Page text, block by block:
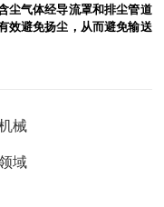
尘气体经导流罩和排尘管道
效避免扬尘，从而避免输送
械
域